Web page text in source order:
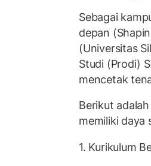
Sebagai
depan
(Universitas
Studi (Prodi)
mencetak
Berikut
memiliki daya
1. Kurikulum